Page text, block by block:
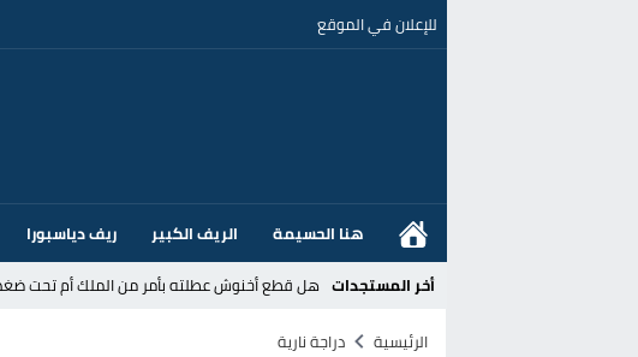
للإعلان في الموقع
هنا الحسيمة الريف الكبير ريف دياسبورا
أخر المستجدات هل قطع أخنوش عطلته بأمر من الملك أم تحت ضغط
عز الدين أوناحي يتصدر اهتمامات كبار الأندية
الرئيسية دراجة نارية